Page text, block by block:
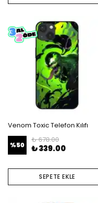
Venom Toxic Telefon Kılıfı
%50
₺ 678.00
₺ 339.00
SEPETE EKLE